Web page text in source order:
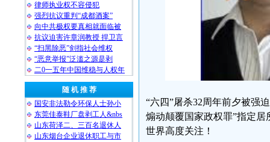
律师执业权不容侵犯
强烈抗议重判“成都酒案”
向中共极权要真相就面临被
抗议迫害许章润教授 捍卫言
“扫黑除恶”剑指社会维权
“恶意举报”泛滥之源是剥
二0一五年中国维稳与人权年
随 机 推 荐
国安非法勒令环保人士孙小
东莞佳泰鞋厂盘剥工人&nbs
山东荷泽二、三百名退休人
山东烟台企业退休职工与市
“六四”屠杀32周年前夕被强
煽动颠覆国家政权罪”指定
世界高度关注！